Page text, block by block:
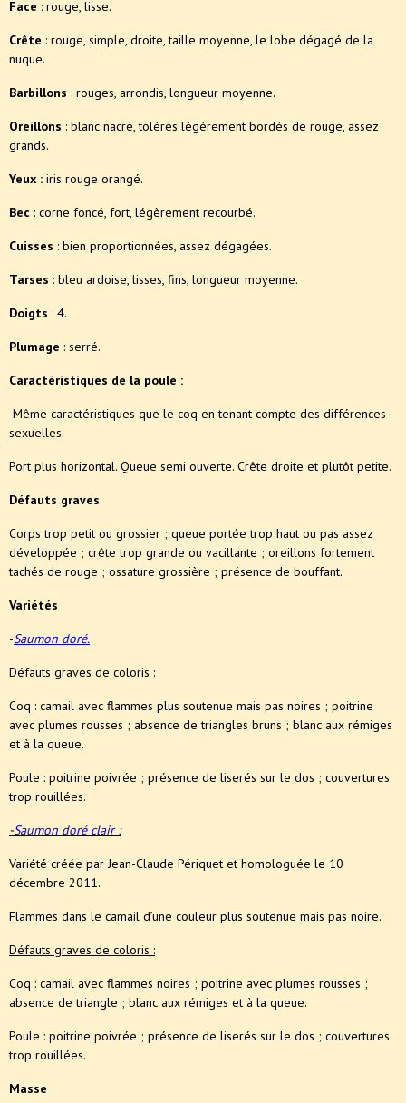
Face : rouge, lisse.
Crête : rouge, simple, droite, taille moyenne, le lobe dégagé de la
nuque.
Barbillons : rouges, arrondis, longueur moyenne.
Oreillons : blanc nacré, tolérés légèrement bordés de rouge, assez
grands.
Yeux : iris rouge orangé.
Bec : corne foncé, fort, légèrement recourbé.
Cuisses : bien proportionnées, assez dégagées.
Tarses : bleu ardoise, lisses, fins, longueur moyenne.
Doigts : 4.
Plumage : serré.
Caractéristiques de la poule :
Même caractéristiques que le coq en tenant compte des différences
sexuelles.
Port plus horizontal. Queue semi ouverte. Crête droite et plutôt petite.
Défauts graves
Corps trop petit ou grossier ; queue portée trop haut ou pas assez
développée ; crête trop grande ou vacillante ; oreillons fortement
tachés de rouge ; ossature grossière ; présence de bouffant.
Variétés
-Saumon doré.
Défauts graves de coloris :
Coq : camail avec flammes plus soutenue mais pas noires ; poitrine
avec plumes rousses ; absence de triangles bruns ; blanc aux rémiges
et à la queue.
Poule : poitrine poivrée ; présence de liserés sur le dos ; couvertures
trop rouillées.
-Saumon doré clair :
Variété créée par Jean-Claude Périquet et homologuée le 10
décembre 2011.
Flammes dans le camail d’une couleur plus soutenue mais pas noire.
Défauts graves de coloris :
Coq : camail avec flammes noires ; poitrine avec plumes rousses ;
absence de triangle ; blanc aux rémiges et à la queue.
Poule : poitrine poivrée ; présence de liserés sur le dos ; couvertures
trop rouillées.
Masse